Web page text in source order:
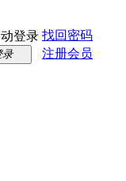
登录 找回密码
录
注册会员